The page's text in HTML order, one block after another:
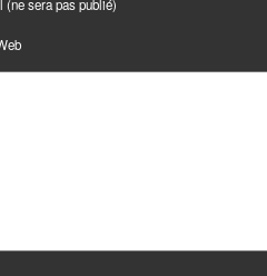
(ne sera pas publié)